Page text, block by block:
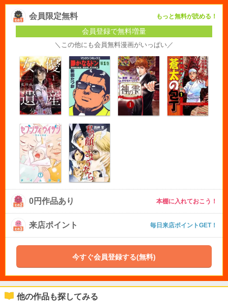
会員限定無料 もっと無料が読める！
会員登録で無料増量
＼この他にも会員無料漫画がいっぱい／
0円作品あり 本棚に入れておこう！
来店ポイント 毎日来店ポイントGET！
今すぐ会員登録する(無料)
他の作品も探してみる